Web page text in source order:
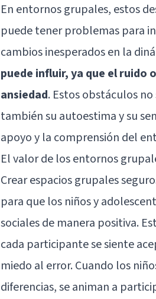
En entornos grupales, estos
puede tener problemas para
cambios inesperados en la
puede influir, ya que el ruido
ansiedad. Estos obstáculos
también su autoestima y su
apoyo y la comprensión del
El valor de los entornos
Crear espacios grupales
para que los niños y
sociales de manera positiva.
cada participante se siente
miedo al error. Cuando los
diferencias, se animan a